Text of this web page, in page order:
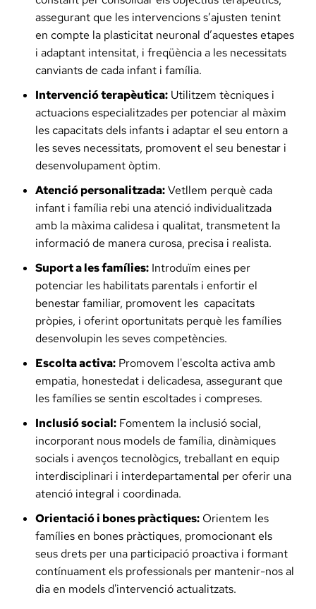
assegurant que les intervencions s’ajusten tenint
en compte la plasticitat neuronal d’aquestes etapes
i adaptant intensitat, i freqüència a les necessitats
canviants de cada infant i família.
Intervenció terapèutica:Utilitzem tècniques i
actuacions especialitzades per potenciar al màxim
les capacitats dels infants i adaptar el seu entorn a
les seves necessitats, promovent el seu benestar i
desenvolupament òptim.
Atenció personalitzada:Vetllem perquè cada
infant i família rebi una atenció individualitzada
amb la màxima calidesa i qualitat, transmetent la
informació de manera curosa, precisa i realista.
Suport a les famílies:Introduïm eines per
potenciar les habilitats parentals i enfortir el
benestar familiar, promovent les capacitats
pròpies, i oferint oportunitats perquè les famílies
desenvolupin les seves competències.
Escolta activa:Promovem l'escolta activa amb
empatia, honestedat i delicadesa, assegurant que
les famílies se sentin escoltades i compreses.
Inclusió social:Fomentem la inclusió social,
incorporant nous models de família, dinàmiques
socials i avenços tecnològics, treballant en equip
interdisciplinari i interdepartamental per oferir una
atenció integral i coordinada.
Orientació i bones pràctiques:Orientem les
famílies en bones pràctiques, promocionant els
seus drets per una participació proactiva i formant
contínuament els professionals per mantenir-nos al
dia en models d'intervenció actualitzats.